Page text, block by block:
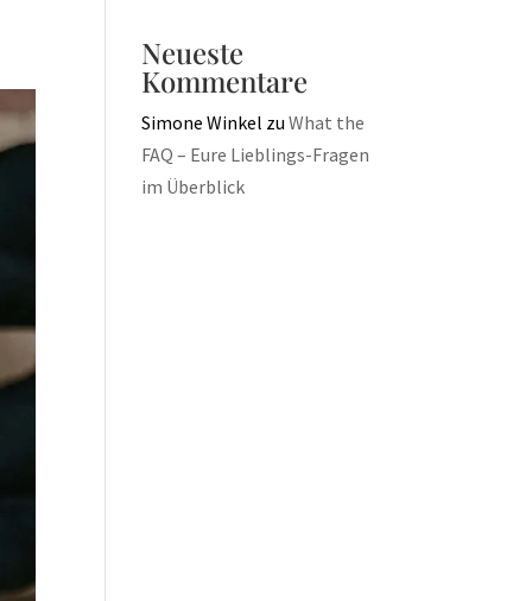
Neueste
Kommentare
Simone Winkel zuWhat the
FAQ – Eure Lieblings-Fragen
im Überblick